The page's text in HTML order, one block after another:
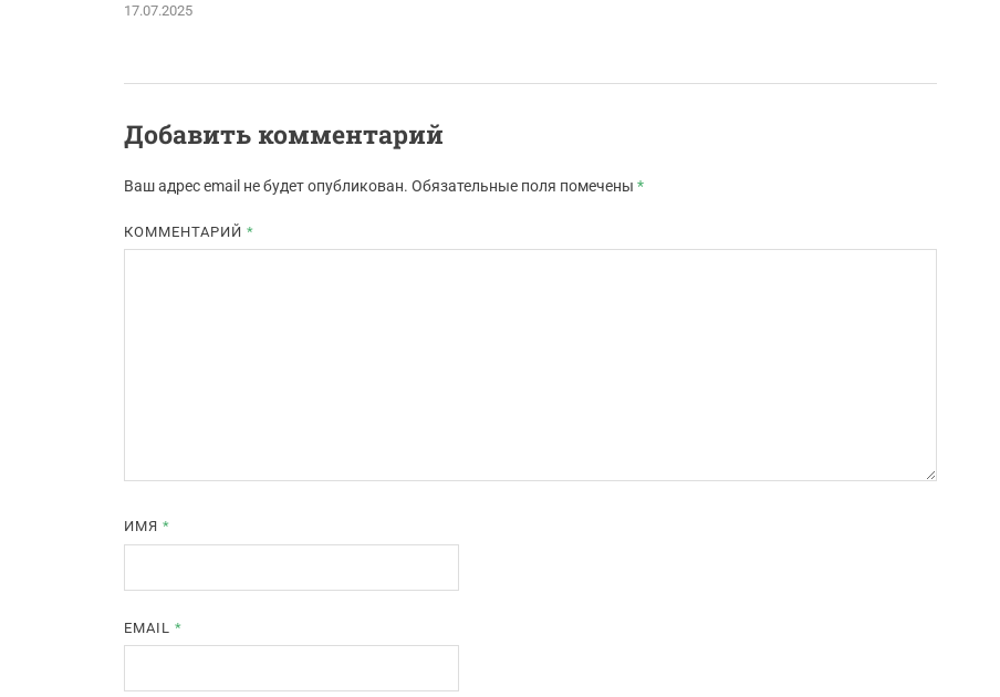
17.07.2025
Добавить комментарий
Ваш адрес email не будет опубликован. Обязательные поля помечены *
КОММЕНТАРИЙ*
ИМЯ*
EMAIL*